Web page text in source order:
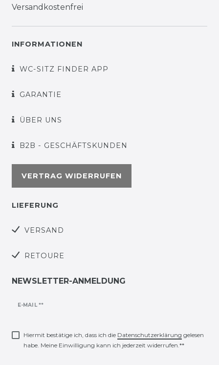
Versandkostenfrei
INFORMATIONEN
WC-SITZ FINDER APP
GARANTIE
ÜBER UNS
B2B - GESCHÄFTSKUNDEN
VERTRAG WIDERRUFEN
LIEFERUNG
VERSAND
RETOURE
NEWSLETTER-ANMELDUNG
E-MAIL **
Newsletter
Hiermit bestätige ich, dass ich die Daten­schutz­erklärung gelesen
habe. Meine Einwilligung kann ich jederzeit widerrufen.**